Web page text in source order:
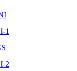
1
2